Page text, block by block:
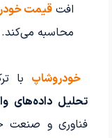
افتقیمت
محاسبه می‌کند.
خودروشاپ با
تحلیل داده‌های
فناوری و صنعت